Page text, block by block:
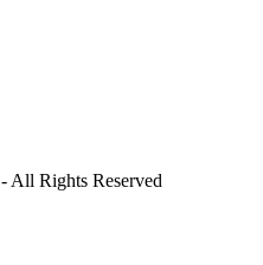
- All Rights Reserved